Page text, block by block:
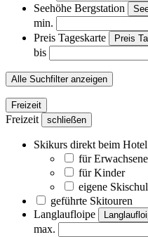
Seehöhe Bergstation
min.
Preis Tageskarte
Preis
bis
Alle Suchfilter anzeigen
Freizeit
Freizeit schließen
Skikurs direkt beim Hotel
für Erwachsene
für Kinder
eigene
geführte Skitouren
Langlaufloipe
max.